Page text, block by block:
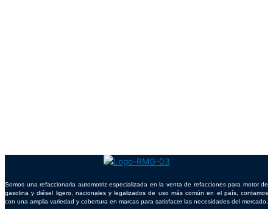
Somos una refaccionaria automotriz especializada en la venta de refacciones para motor de
gasolina y diésel ligero, nacionales y legalizados de uso más común en el país, contamos
con una amplia variedad y cobertura en marcas para satisfacer las necesidades del mercado.